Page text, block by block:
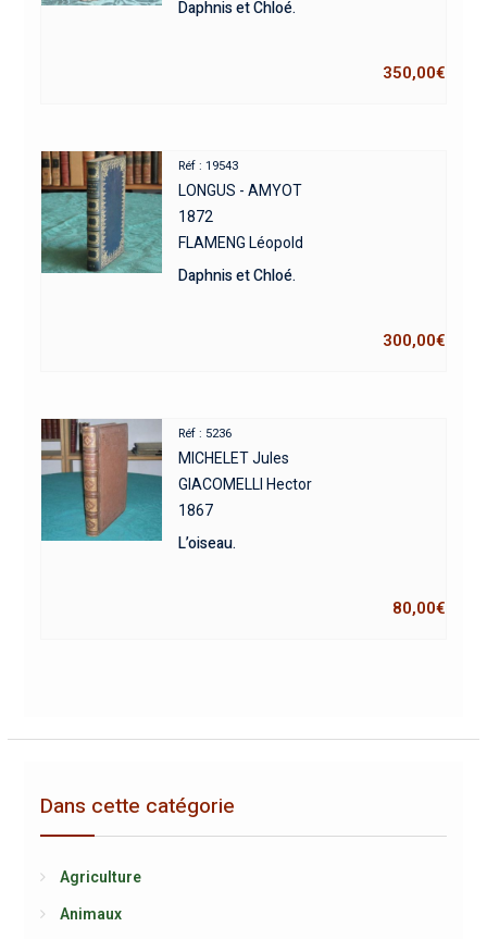
Daphnis et Chloé.
350,00€
Réf : 19543
LONGUS - AMYOT
1872
FLAMENG Léopold
Daphnis et Chloé.
300,00€
Réf : 5236
MICHELET Jules
GIACOMELLI Hector
1867
L’oiseau.
80,00€
Dans cette catégorie
Agriculture
Animaux